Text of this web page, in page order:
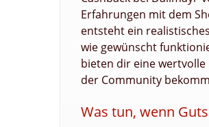
Erfahrungen mit dem
entsteht ein
wie gewünscht
bieten dir eine
der Community
Was tun, wenn